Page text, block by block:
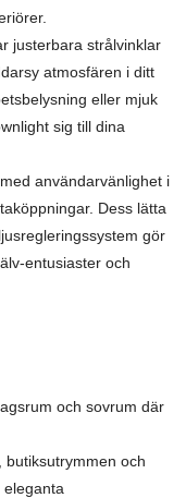
justerbara strålvinklar
atmosfären i ditt
eller mjuk
sig till dina
användarvänlighet i
Dess lätta
gör
entusiaster och
och sovrum där
butiksutrymmen och